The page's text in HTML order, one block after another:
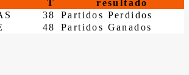
T
resultado
38
Partidos Perdidos
48 Partidos Ganados